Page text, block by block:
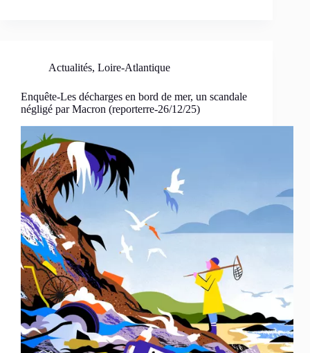
Actualités, Loire-Atlantique
Enquête-Les décharges en bord de mer, un scandale
négligé par Macron (reporterre-26/12/25)